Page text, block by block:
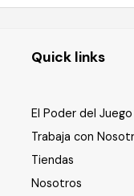
Quick links
El Poder del Juego
Trabaja con
Tiendas
Nosotros